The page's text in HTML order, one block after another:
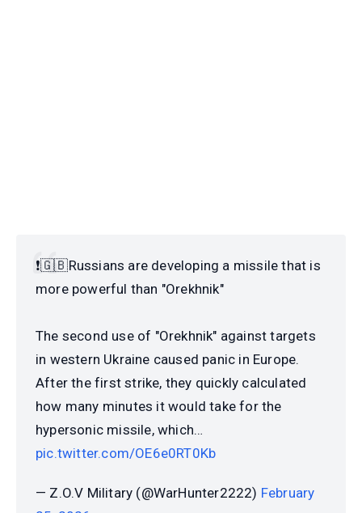
❗️🇬🇧Russians are developing a missile that is
more powerful than "Orekhnik"
The second use of "Orekhnik" against targets
in western Ukraine caused panic in Europe.
After the first strike, they quickly calculated
how many minutes it would take for the
hypersonic missile, which…
pic.twitter.com/OE6e0RT0Kb
— Z.O.V Military (@WarHunter2222) February